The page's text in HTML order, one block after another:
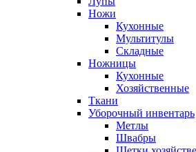
Ножи
Кухонные
Мультитулы
Складные
Ножницы
Кухонные
Хозяйственные
Ткани
Уборочный инвентарь
Метлы
Швабры